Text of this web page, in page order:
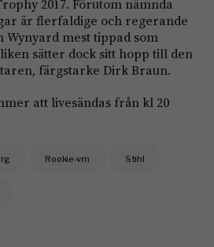
2017. Förutom nämnda
är flerfaldige och regerande
Wynyard mest tippad som
sätter dock sitt hopp till den
färgstarke Dirk Braun.
att livesändas från kl 20
Rookie-vm Stihl